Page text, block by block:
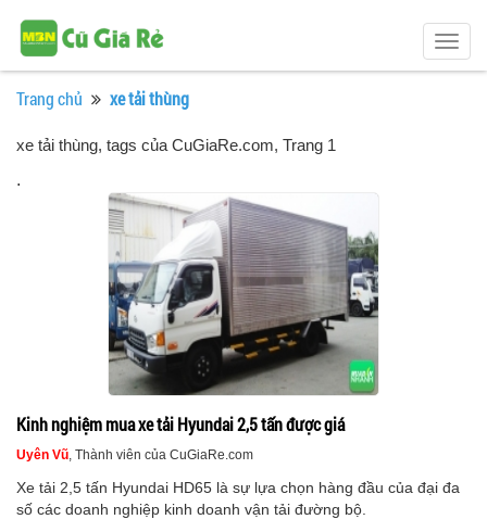
Trang chủ xe tải thùng
xe tải thùng, tags của CuGiaRe.com, Trang 1
.
Kinh nghiệm mua xe tải Hyundai 2,5 tấn được giá
Uyên Vũ, Thành viên của CuGiaRe.com
Xe tải 2,5 tấn Hyundai HD65 là sự lựa chọn hàng đầu của đại đa
số các doanh nghiệp kinh doanh vận tải đường bộ.